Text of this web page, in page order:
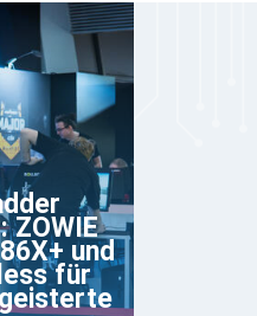
ZOWIE
und
für